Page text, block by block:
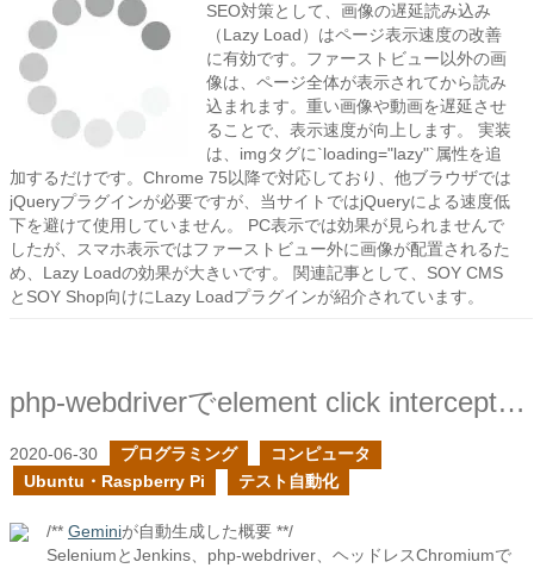
SEO対策として、画像の遅延読み込み
（Lazy Load）はページ表示速度の改善
に有効です。ファーストビュー以外の画
像は、ページ全体が表示されてから読み
込まれます。重い画像や動画を遅延させ
ることで、表示速度が向上します。 実装
は、imgタグに`loading="lazy"`属性を追
加するだけです。Chrome 75以降で対応しており、他ブラウザでは
jQueryプラグインが必要ですが、当サイトではjQueryによる速度低
下を避けて使用していません。 PC表示では効果が見られませんで
したが、スマホ表示ではファーストビュー外に画像が配置されるた
め、Lazy Loadの効果が大きいです。 関連記事として、SOY CMS
とSOY Shop向けにLazy Loadプラグインが紹介されています。
php-webdriverでelement click interceptedのエラーに対して
2020-06-30 プログラミング
コンピュータ
Ubuntu・Raspberry Pi
テスト自動化
/** Geminiが自動生成した概要 **/
SeleniumとJenkins、php-webdriver、ヘッドレスChromiumで